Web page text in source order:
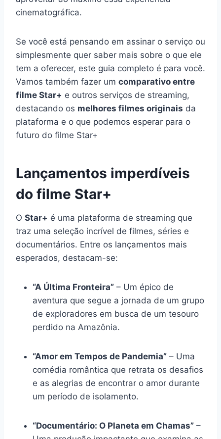
cinematográfica.
Se você está pensando em assinar o serviço ou
simplesmente quer saber mais sobre o que ele
tem a oferecer, este guia completo é para você.
Vamos também fazer um comparativo entre
filme Star+ e outros serviços de streaming,
destacando os melhores filmes originais da
plataforma e o que podemos esperar para o
futuro do filme Star+
Lançamentos imperdíveis
do filme Star+
O Star+ é uma plataforma de streaming que
traz uma seleção incrível de filmes, séries e
documentários. Entre os lançamentos mais
esperados, destacam-se:
“A Última Fronteira” – Um épico de
aventura que segue a jornada de um grupo
de exploradores em busca de um tesouro
perdido na Amazônia.
“Amor em Tempos de Pandemia” – Uma
comédia romântica que retrata os desafios
e as alegrias de encontrar o amor durante
um período de isolamento.
“Documentário: O Planeta em Chamas” –